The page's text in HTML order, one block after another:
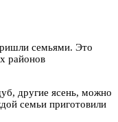
семьями. Это
районов
другие ясень, можно
семьи приготовили